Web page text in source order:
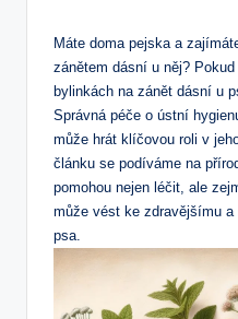
Máte doma pejska a
zánětem dásní u něj?
bylinkách na zánět dásní u
Správná péče o ústní
může hrát klíčovou roli v
článku se podíváme na
pomohou nejen léčit, ale
může vést ke zdravějšímu
psa.